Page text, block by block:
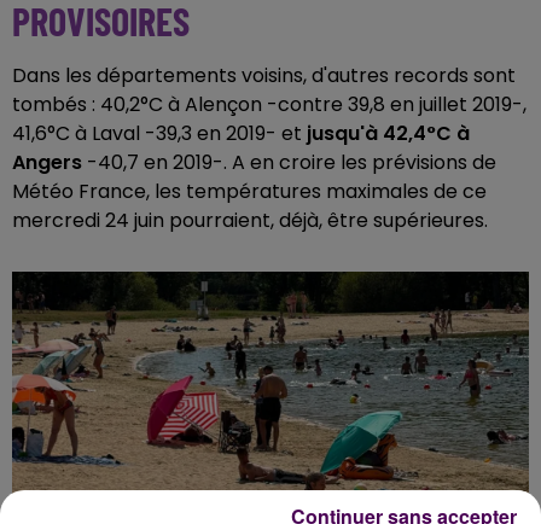
PROVISOIRES
Dans les départements voisins, d'autres records sont
tombés : 40,2°C à Alençon -contre 39,8 en juillet 2019-,
41,6°C à Laval -39,3 en 2019- et jusqu'à 42,4°C à
Angers -40,7 en 2019-. A en croire les prévisions de
Météo France, les températures maximales de ce
mercredi 24 juin pourraient, déjà, être supérieures.
Continuer sans accepter